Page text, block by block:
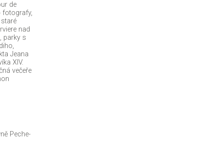
de
fotografy,
nad
parky s
Jeana
XIV.
večeře
Peche-